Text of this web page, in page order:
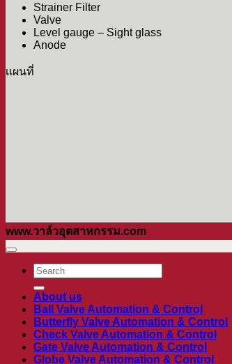
Strainer Filter
Valve
Level gauge – Sight glass
Anode
เเผนที่
www.วาล์วอุตสาหกรรม.com
ค้นหา:
About us
Ball Valve Automation & Control
Butterfly Valve Automation & Control
Check Valve Automation & Control
Gate Valve Automation & Control
Globe Valve Automation & Control